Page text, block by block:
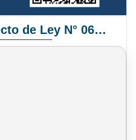
Pronunciamiento Institucional sobre el Proyecto de Ley N° 068/2025-2026 C.S.